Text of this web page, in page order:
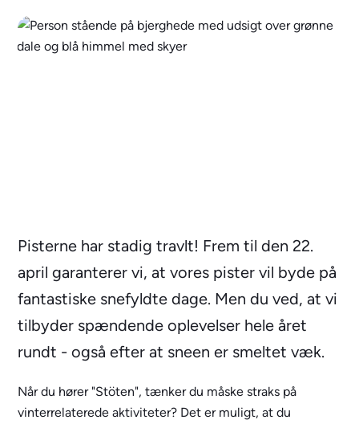
Pisterne har stadig travlt! Frem til den 22.
april garanterer vi, at vores pister vil byde på
fantastiske snefyldte dage. Men du ved, at vi
tilbyder spændende oplevelser hele året
rundt - også efter at sneen er smeltet væk.
Når du hører "Stöten", tænker du måske straks på
vinterrelaterede aktiviteter? Det er muligt, at du